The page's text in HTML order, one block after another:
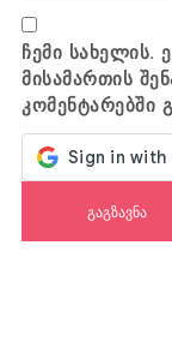
ჩემი სახელის.
მისამართის
კომენტარებში